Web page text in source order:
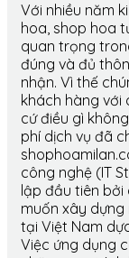
Với nhiều năm
hoa, shop hoa
quan trọng
đúng và đủ
nhận. Vì thế
khách hàng với
cứ điều gì
phí dịch vụ đã
công nghệ (IT
lập đầu tiên bởi
muốn xây
tại Việt Nam
Việc ứng dụng